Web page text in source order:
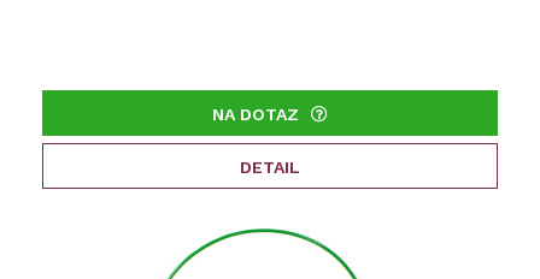
NA DOTAZ
DETAIL